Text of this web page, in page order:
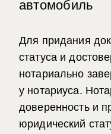
автомобиль
Для придания
статуса и
нотариально
у нотариуса.
доверенность и
юридический